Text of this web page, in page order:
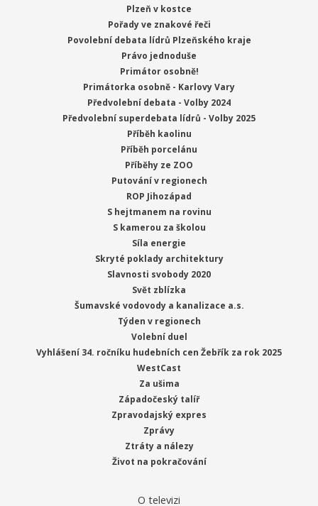
Plzeň v kostce
Pořady ve znakové řeči
Povolební debata lídrů Plzeňského kraje
Právo jednoduše
Primátor osobně!
Primátorka osobně - Karlovy Vary
Předvolební debata - Volby 2024
Předvolební superdebata lídrů - Volby 2025
Příběh kaolinu
Příběh porcelánu
Příběhy ze ZOO
Putování v regionech
ROP Jihozápad
S hejtmanem na rovinu
S kamerou za školou
Síla energie
Skryté poklady architektury
Slavnosti svobody 2020
Svět zblízka
Šumavské vodovody a kanalizace a.s.
Týden v regionech
Volební duel
Vyhlášení 34. ročníku hudebních cen Žebřík za rok 2025
WestCast
Za ušima
Západočeský talíř
Zpravodajský expres
Zprávy
Ztráty a nálezy
Život na pokračování
O televizi